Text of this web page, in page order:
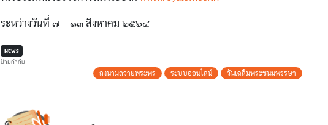
ระหว่างวันที่ ๗ – ๑๓ สิงหาคม ๒๕๖๔
NEWS
ป้ายกำกับ
ลงนามถวายพระพร ระบบออนไลน์ วันเฉลิมพระชนมพรรษา